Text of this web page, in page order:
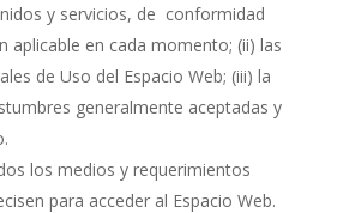
y servicios, de conformidad
aplicable en cada momento; (ii) las
de Uso del Espacio Web; (iii) la
generalmente aceptadas y
los medios y requerimientos
para acceder al Espacio Web.